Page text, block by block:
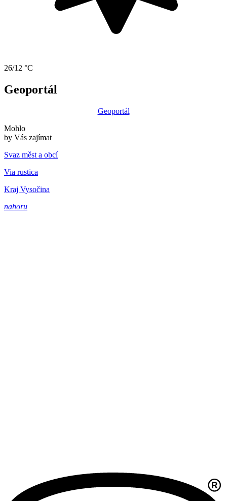
26/12 °C
Geoportál
Geoportál
Mohlo
by Vás zajímat
Svaz měst a obcí
Via rustica
Kraj Vysočina
nahoru